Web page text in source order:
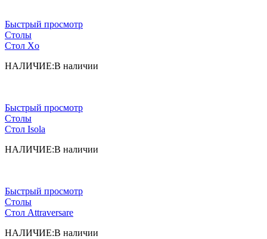
Быстрый просмотр
Столы
Cтол Xo
НАЛИЧИЕ:В наличии
Быстрый просмотр
Столы
Стол Isola
НАЛИЧИЕ:В наличии
Быстрый просмотр
Столы
Cтол Attraversare
НАЛИЧИЕ:В наличии